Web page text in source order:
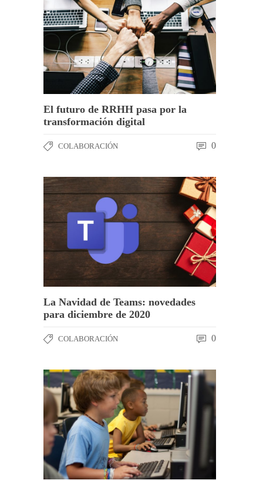
El futuro de RRHH pasa por la
transformación digital
COLABORACIÓN 0
La Navidad de Teams: novedades
para diciembre de 2020
COLABORACIÓN 0